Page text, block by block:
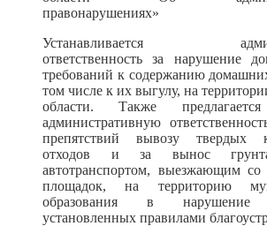
правонарушениях»
Устанавливается
ответственность за нарушение
требований к содержанию
том числе к их выгулу, на
области. Также
административную
препятствий вывозу твердых
отходов и за вынос
автотранспортом, выезжающим со
площадок, на территорию
образования в нарушение
установленных правилами